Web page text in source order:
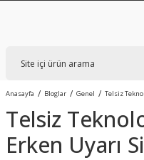
Anasayfa Bloglar Genel Telsiz
Telsiz
Erken Uyarı